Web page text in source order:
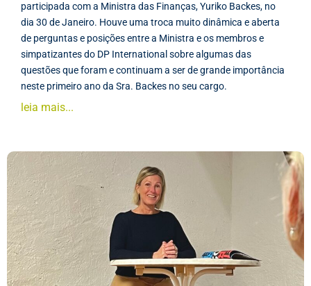
participada com a Ministra das Finanças, Yuriko Backes, no
dia 30 de Janeiro. Houve uma troca muito dinâmica e aberta
de perguntas e posições entre a Ministra e os membros e
simpatizantes do DP International sobre algumas das
questões que foram e continuam a ser de grande importância
neste primeiro ano da Sra. Backes no seu cargo.
leia mais...